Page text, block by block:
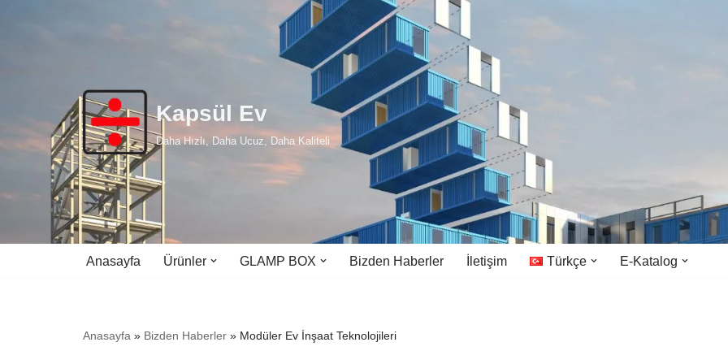
Kapsül Ev
Daha Hızlı, Daha Ucuz, Daha Kaliteli
Anasayfa Ürünler GLAMP BOX Bizden Haberler İletişim Türkçe E-Katalog
Anasayfa » Bizden Haberler » Modüler Ev İnşaat Teknolojileri